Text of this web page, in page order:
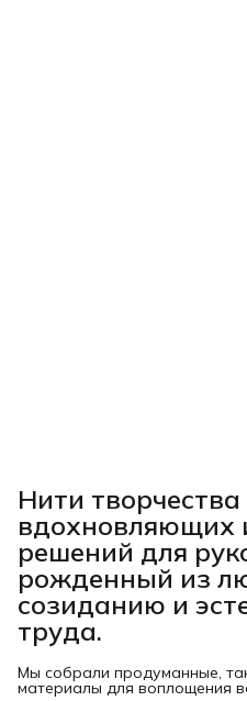
Нити творчества
вдохновляющих
решений для
рожденный из
созиданию и
труда.
Мы собрали продуманные,
материалы для воплощения